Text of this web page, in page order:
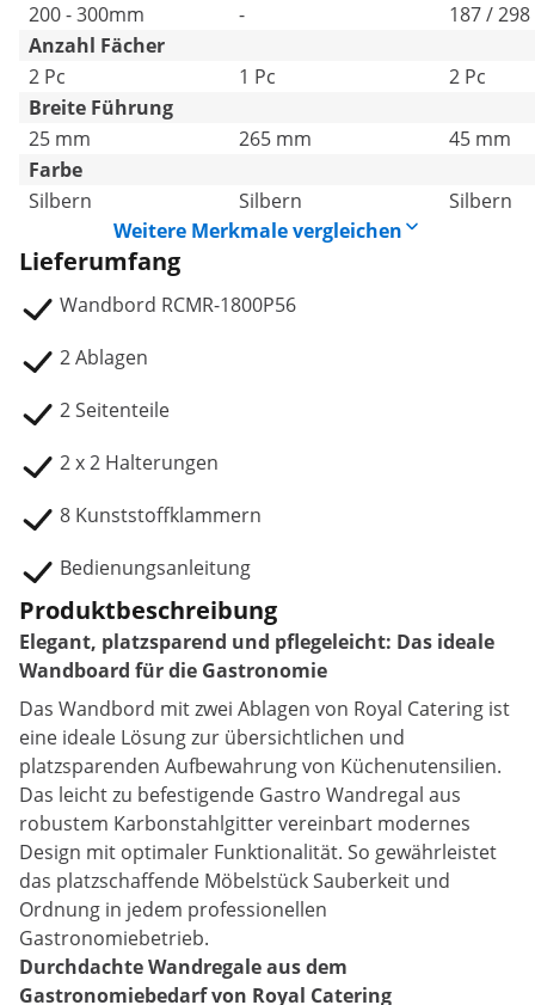
200 - 300mm
-
187 / 298
Anzahl Fächer
2 Pc
1 Pc
2 Pc
Breite Führung
25 mm
265 mm
45 mm
Farbe
Silbern
Silbern
Silbern
Weitere Merkmale vergleichen
Lieferumfang
Wandbord RCMR-1800P56
2 Ablagen
2 Seitenteile
2 x 2 Halterungen
8 Kunststoffklammern
Bedienungsanleitung
Produktbeschreibung
Elegant, platzsparend und pflegeleicht: Das ideale
Wandboard für die Gastronomie
Das Wandbord mit zwei Ablagen von Royal Catering ist
eine ideale Lösung zur übersichtlichen und
platzsparenden Aufbewahrung von Küchenutensilien.
Das leicht zu befestigende Gastro Wandregal aus
robustem Karbonstahlgitter vereinbart modernes
Design mit optimaler Funktionalität. So gewährleistet
das platzschaffende Möbelstück Sauberkeit und
Ordnung in jedem professionellen
Gastronomiebetrieb.
Durchdachte Wandregale aus dem
Gastronomiebedarf von Royal Catering